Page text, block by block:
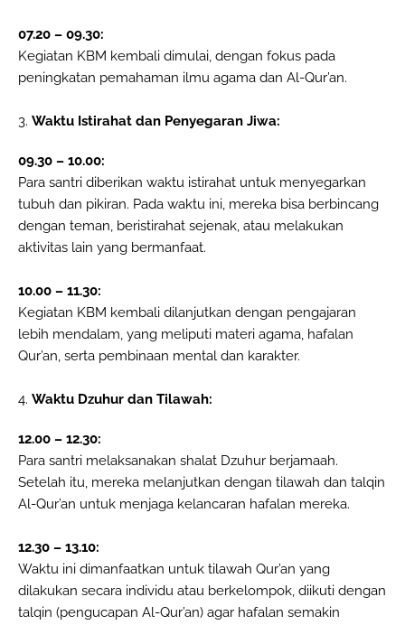
07.20 – 09.30:
Kegiatan KBM kembali dimulai, dengan fokus pada
peningkatan pemahaman ilmu agama dan Al-Qur’an.
3. Waktu Istirahat dan Penyegaran Jiwa:
09.30 – 10.00:
Para santri diberikan waktu istirahat untuk menyegarkan
tubuh dan pikiran. Pada waktu ini, mereka bisa berbincang
dengan teman, beristirahat sejenak, atau melakukan
aktivitas lain yang bermanfaat.
10.00 – 11.30:
Kegiatan KBM kembali dilanjutkan dengan pengajaran
lebih mendalam, yang meliputi materi agama, hafalan
Qur’an, serta pembinaan mental dan karakter.
4. Waktu Dzuhur dan Tilawah:
12.00 – 12.30:
Para santri melaksanakan shalat Dzuhur berjamaah.
Setelah itu, mereka melanjutkan dengan tilawah dan talqin
Al-Qur’an untuk menjaga kelancaran hafalan mereka.
12.30 – 13.10:
Waktu ini dimanfaatkan untuk tilawah Qur’an yang
dilakukan secara individu atau berkelompok, diikuti dengan
talqin (pengucapan Al-Qur’an) agar hafalan semakin